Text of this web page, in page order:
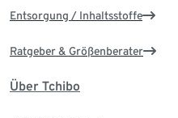
Entsorgung / Inhaltsstoffe
Ratgeber & Größenberater
Über Tchibo